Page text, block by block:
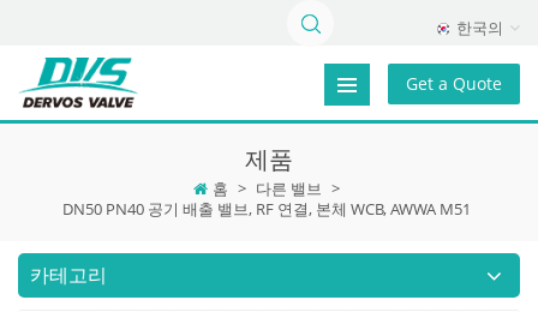
한국의
Get a Quote
제품
홈 > 다른 밸브 >
DN50 PN40 공기 배출 밸브, RF 연결, 본체 WCB, AWWA M51
카테고리